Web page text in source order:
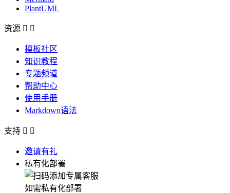
PlantUML
资源  
模板社区
知识教程
专题频道
帮助中心
使用手册
Markdown语法
支持  
邀请有礼
私有化部署
如需私有化部署